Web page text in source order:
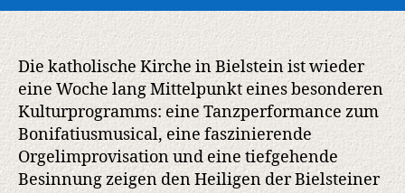
Miteinander
von
Kulturen:
Pfarrgemeinde
Bielstein
lädt
zur
Bonifatiuswoche
Die katholische Kirche in Bielstein ist wieder
eine Woche lang Mittelpunkt eines besonderen
Kulturprogramms: eine Tanzperformance zum
Bonifatiusmusical, eine faszinierende
Orgelimprovisation und eine tiefgehende
Besinnung zeigen den Heiligen der Bielsteiner